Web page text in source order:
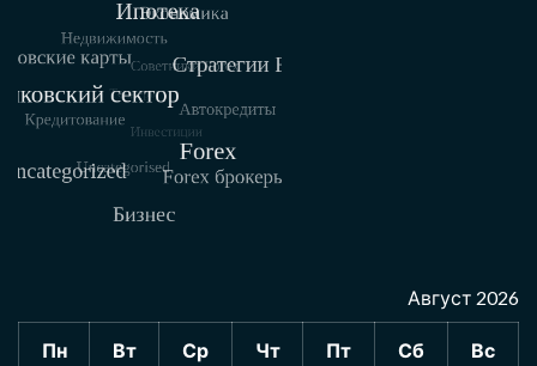
Август 2026
Пн Вт Ср Чт Пт Сб Вс